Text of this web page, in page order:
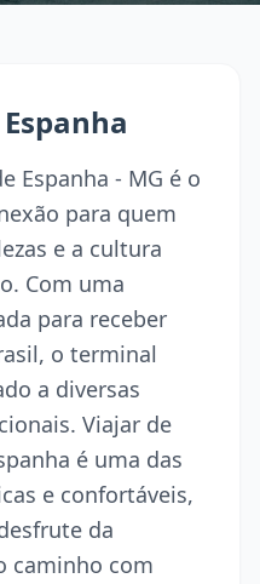
Espanha - MG é o
para quem
e a cultura
Com uma
para receber
o terminal
a diversas
Viajar de
é uma das
e confortáveis,
da
caminho com